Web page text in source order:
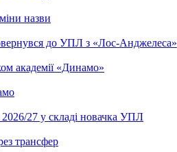
назви
до УПЛ з «Лос-Анджелеса»
академії «Динамо»
27 у складі новачка УПЛ
трансфер